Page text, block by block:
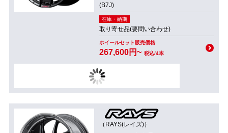
(B7J)
在庫・納期
取り寄せ品(要問い合わせ)
ホイールセット販売価格
267,600円~ 税込/4本
（RAYS(レイズ)）